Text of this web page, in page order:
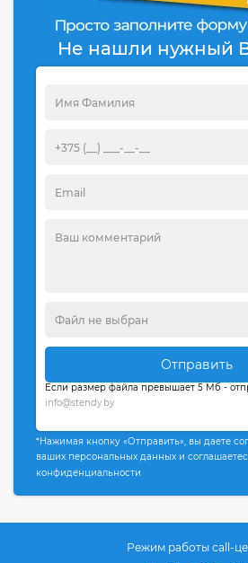
Не нашли нужный
Отправить
Если размер файла превышает 5 Мб -
info@stendy.by
*Нажимая кнопку «Отправить», вы даете
ваших персональных данных и
конфиденциальности
Режим работы call-